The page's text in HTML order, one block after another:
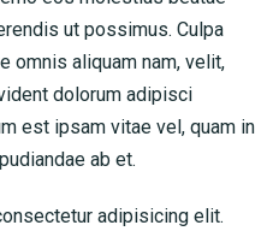
ut possimus. Culpa
omnis aliquam nam, velit,
dolorum adipisci
est ipsam vitae vel, quam in
ab et.
adipisicing elit.